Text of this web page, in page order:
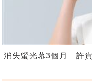
消失螢光幕3個月 許